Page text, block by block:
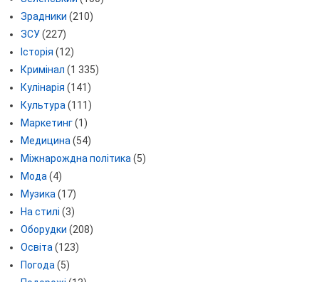
Зрадники (210)
ЗСУ(227)
Історія (12)
Кримінал (1 335)
Кулінарія (141)
Культура (111)
Маркетинг(1)
Медицина (54)
Міжнарождна політика (5)
Мода (4)
Музика (17)
На стилі (3)
Оборудки (208)
Освіта (123)
Погода (5)